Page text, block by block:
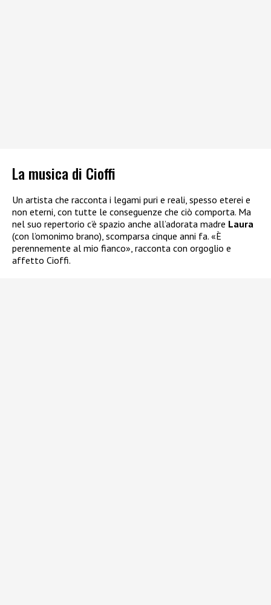
La musica di Cioffi
Un artista che racconta i legami puri e reali, spesso eterei e
non eterni, con tutte le conseguenze che ciò comporta. Ma
nel suo repertorio c’è spazio anche all’adorata madre Laura
(con l’omonimo brano), scomparsa cinque anni fa. «È
perennemente al mio fianco», racconta con orgoglio e
affetto Cioffi.